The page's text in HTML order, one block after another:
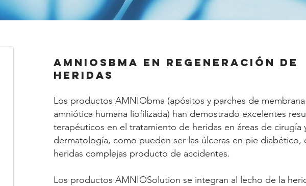
AMNIOSBMA en REGENERACIÓN DE
HERIDAS
Los productos AMNIObma (apósitos y parches de membrana
amniótica humana liofilizada) han demostrado excelentes
terapéuticos en el tratamiento de heridas en áreas de cirugía
dermatología, como pueden ser las úlceras en pie diabético,
heridas complejas producto de accidentes.
Los productos AMNIOSolution se integran al lecho de la